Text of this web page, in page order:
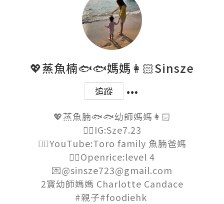
💖蒸魚楠🐟🐟媽媽👩🏻Sinsze
追蹤
💖蒸魚腩🐟🐟幼師媽媽👩🏻
👉🏻IG:Sze7.23
👉🏻YouTube:Toro family 魚腩爸媽
👉🏻Openrice:level 4
💌@sinsze723@gmail.com
2寶幼師媽媽 Charlotte Candace
#親子#foodiehk